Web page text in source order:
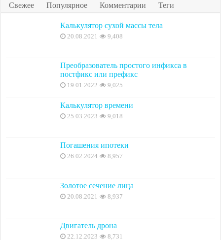
Свежее Популярное Комментарии Теги
Калькулятор сухой массы тела
20.08.2021 9,408
Преобразователь простого инфикса в
постфикс или префикс
19.01.2022 9,025
Калькулятор времени
25.03.2023 9,018
Погашения ипотеки
26.02.2024 8,957
Золотое сечение лица
20.08.2021 8,937
Двигатель дрона
22.12.2023 8,731